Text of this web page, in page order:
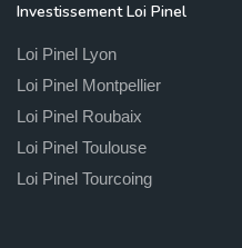
Investissement Loi Pinel
Loi Pinel Lyon
Loi Pinel Montpellier
Loi Pinel Roubaix
Loi Pinel Toulouse
Loi Pinel Tourcoing